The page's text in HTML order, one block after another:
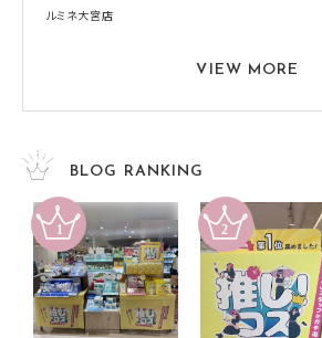
ルミネ大宮店
VIEW MORE
BLOG RANKING